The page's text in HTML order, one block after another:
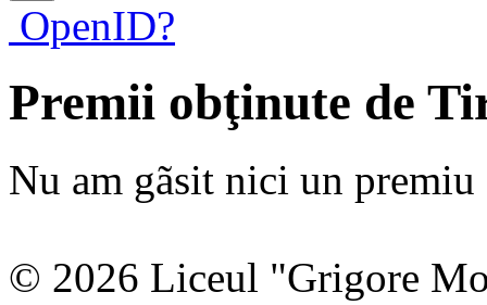
OpenID?
Premii obţinute de
Nu am gãsit nici un premiu
© 2026 Liceul "Grigore